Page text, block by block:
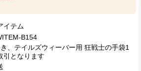
イテム
B154
、テイルズウィーバー用 狂戦士の手袋1
引となります